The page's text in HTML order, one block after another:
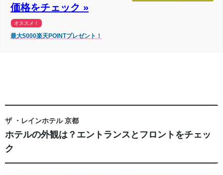
価格をチェック »
オススメ！
最大5000楽天POINTプレゼント！
ザ ・レインホテル 京都
ホテルの外観は？エントランスとフロントをチェッ
ク